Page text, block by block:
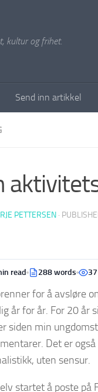
kultur og frihet.
Send inn artikkel
PETTERSEN ·
read 288 words
for å avsløre
år for år. For 20 år
siden min
Det er
uten sensur.
startet å poste på